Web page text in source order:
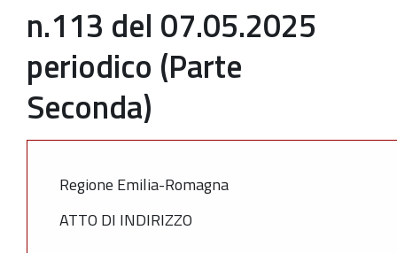
n.113 del 07.05.2025
periodico (Parte
Seconda)
Regione Emilia-Romagna
ATTO DI INDIRIZZO